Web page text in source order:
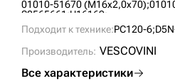
01010-51670 (M16x2,0x70);
S0565661;U16169;
Подходит к технике:PC120-6;
Производитель: VESCOVINI
Все характеристики